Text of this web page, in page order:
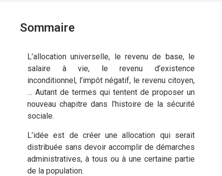
Sommaire
L’allocation universelle, le revenu de base, le
salaire à vie, le revenu d’existence
inconditionnel, l’impôt négatif, le revenu citoyen,
… Autant de termes qui tentent de proposer un
nouveau chapitre dans l’histoire de la sécurité
sociale.
L’idée est de créer une allocation qui serait
distribuée sans devoir accomplir de démarches
administratives, à tous ou à une certaine partie
de la population.